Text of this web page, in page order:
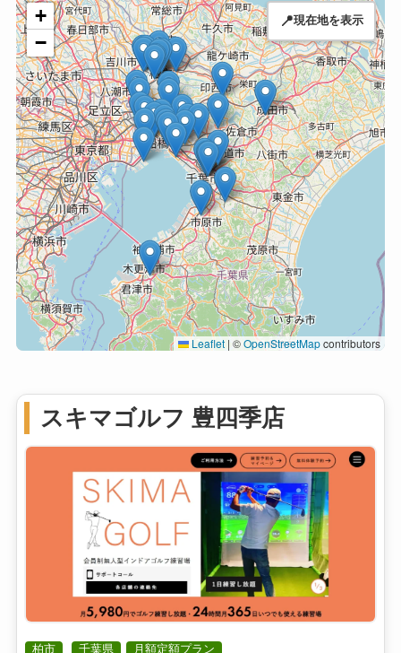
+
−
Leaflet | ©OpenStreetMapcontributors
📍現在地を表示
スキマゴルフ 豊四季店
柏市 千葉県 月額定額プラン